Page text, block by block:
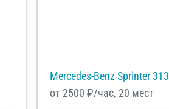
Mercedes-Benz Sprinter 313
от 2500 ₽/час, 20 мест